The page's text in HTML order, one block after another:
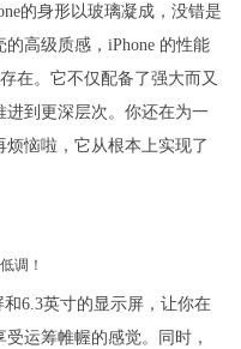
的身形以玻璃凝成，没错是
高级质感，iPhone 的性能
在。它不仅配备了强大而又
进到更深层次。你还在为一
恼啦，它从根本上实现了
6.3英寸的显示屏，让你在
运筹帷幄的感觉。同时，